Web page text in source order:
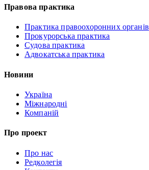
Правова практика
Практика правоохоронних органів
Прокурорська практика
Судова практика
Адвокатська практика
Новини
Україна
Міжнародні
Компаній
Про проект
Про нас
Редколегія